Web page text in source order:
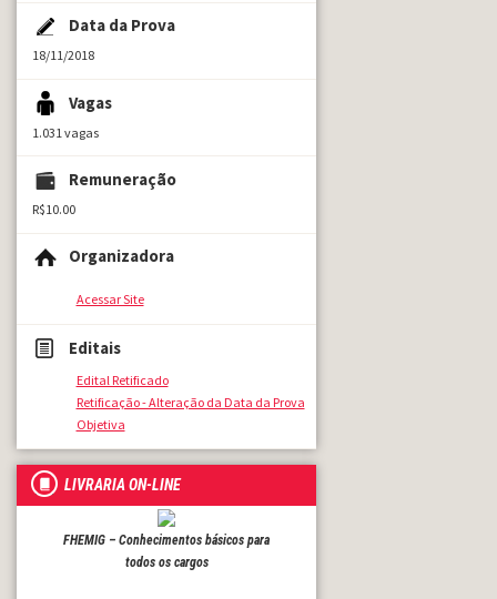
Data da Prova
18/11/2018
Vagas
1.031 vagas
Remuneração
R$10.00
Organizadora
Acessar Site
Editais
Edital Retificado
Retificação - Alteração da Data da Prova
Objetiva
LIVRARIA ON-LINE
FHEMIG – Conhecimentos básicos para
todos os cargos